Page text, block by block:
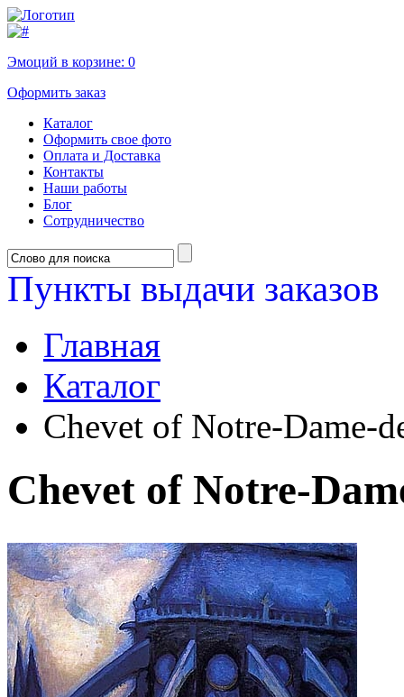
Эмоций в корзине: 0
Оформить заказ
Каталог
Оформить свое фото
Оплата и Доставка
Контакты
Наши работы
Блог
Сотрудничество
Пункты выдачи заказов
Главная
Каталог
Chevet of Notre-Dame-
Chevet of Notre-